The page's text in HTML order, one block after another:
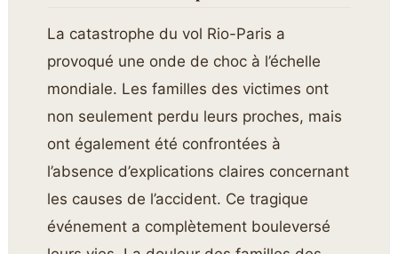
La catastrophe du vol Rio-Paris a
provoqué une onde de choc à l’échelle
mondiale. Les familles des victimes ont
non seulement perdu leurs proches, mais
ont également été confrontées à
l’absence d’explications claires concernant
les causes de l’accident. Ce tragique
événement a complètement bouleversé